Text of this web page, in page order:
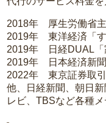
2018年 厚生労働省
2019年 東洋経済「
2019年 日経DUAL「
2019年 日本経済新
2022年 東京証券取
他、日経新聞、朝日
レビ、TBSなど各種